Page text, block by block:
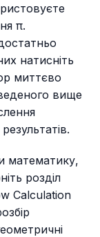
π.
натисніть
миттєво
вище
математику,
розділ
Calculation